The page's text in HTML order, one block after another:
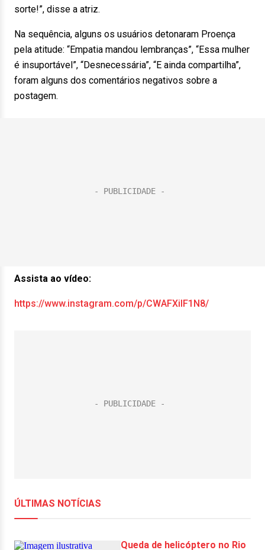
sorte!”, disse a atriz.
Na sequência, alguns os usuários detonaram Proença
pela atitude: “Empatia mandou lembranças”, “Essa mulher
é insuportável”, “Desnecessária”, “E ainda compartilha”,
foram alguns dos comentários negativos sobre a
postagem.
Assista ao vídeo:
https://www.instagram.com/p/CWAFXilF1N8/